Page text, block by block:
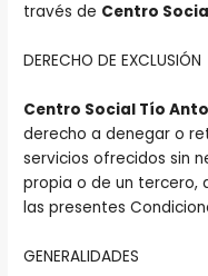
través de Centro
DERECHO DE EXCLUSIÓN
Centro Social Tío
derecho a denegar o
servicios ofrecidos sin
propia o de un tercero,
las presentes
GENERALIDADES